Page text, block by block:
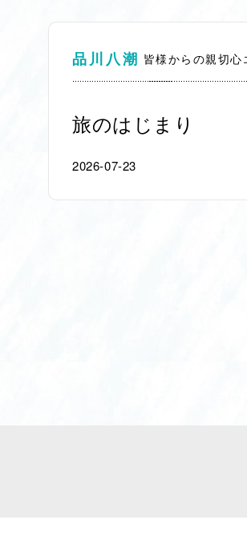
品川八潮 皆様からの親切心
旅のはじまり
2026-07-23